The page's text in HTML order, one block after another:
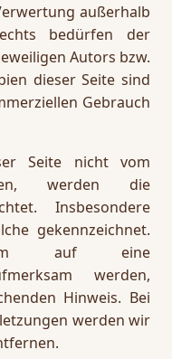
außerhalb
bedürfen der
Autors bzw.
dieser Seite sind
Gebrauch
Seite nicht vom
werden die
Insbesondere
gekennzeichnet.
auf eine
werden,
Hinweis. Bei
werden wir